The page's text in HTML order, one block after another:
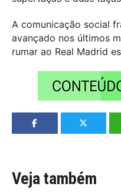
A comunicação social
avançado nos últimos
rumar ao Real Madrid
Veja também